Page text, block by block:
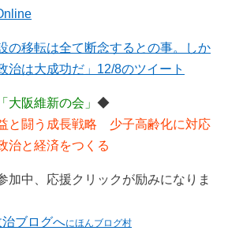
の移転は全て断念するとの事。しか
治は大成功だ」12/8のツイート
大阪維新の会」 ◆
と闘う成長戦略 少子高齢化に対応
治と経済をつくる
中、応援クリックが励みになりま
にほんブログ村